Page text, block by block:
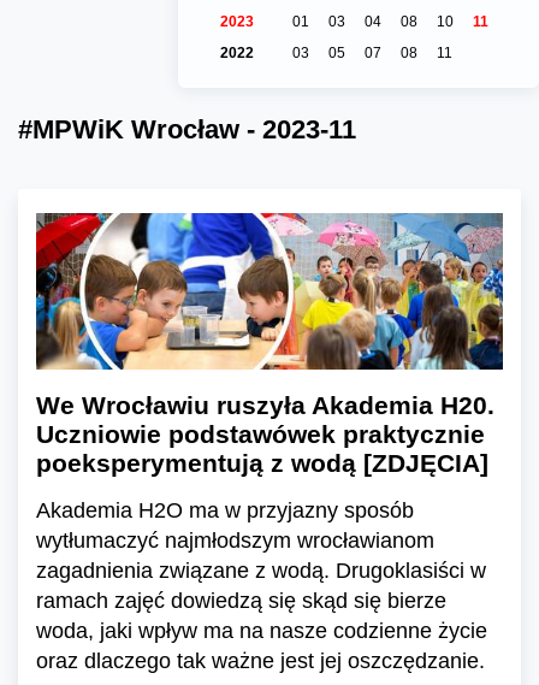
2023
01 03 04 08 10
11
2022
03 05 07 08 11
#MPWiK Wrocław - 2023-11
We Wrocławiu ruszyła Akademia H20.
Uczniowie podstawówek praktycznie
poeksperymentują z wodą [ZDJĘCIA]
Akademia H2O ma w przyjazny sposób
wytłumaczyć najmłodszym wrocławianom
zagadnienia związane z wodą. Drugoklasiści w
ramach zajęć dowiedzą się skąd się bierze
woda, jaki wpływ ma na nasze codzienne życie
oraz dlaczego tak ważne jest jej oszczędzanie.